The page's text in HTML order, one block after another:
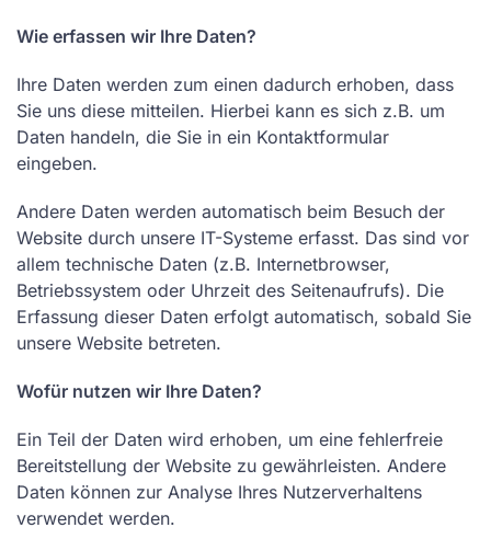
Wie erfassen wir Ihre Daten?
Ihre Daten werden zum einen dadurch erhoben, dass
Sie uns diese mitteilen. Hierbei kann es sich z.B. um
Daten handeln, die Sie in ein Kontaktformular
eingeben.
Andere Daten werden automatisch beim Besuch der
Website durch unsere IT-Systeme erfasst. Das sind vor
allem technische Daten (z.B. Internetbrowser,
Betriebssystem oder Uhrzeit des Seitenaufrufs). Die
Erfassung dieser Daten erfolgt automatisch, sobald Sie
unsere Website betreten.
Wofür nutzen wir Ihre Daten?
Ein Teil der Daten wird erhoben, um eine fehlerfreie
Bereitstellung der Website zu gewährleisten. Andere
Daten können zur Analyse Ihres Nutzerverhaltens
verwendet werden.